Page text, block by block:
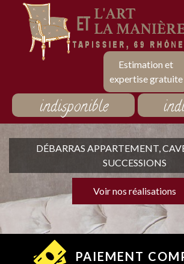
Estimation et
expertise gratuite
indisponible
DÉBARRAS APPARTEMENT,
SUCCESSIONS
Voir nos réalisations
PAIEMENT